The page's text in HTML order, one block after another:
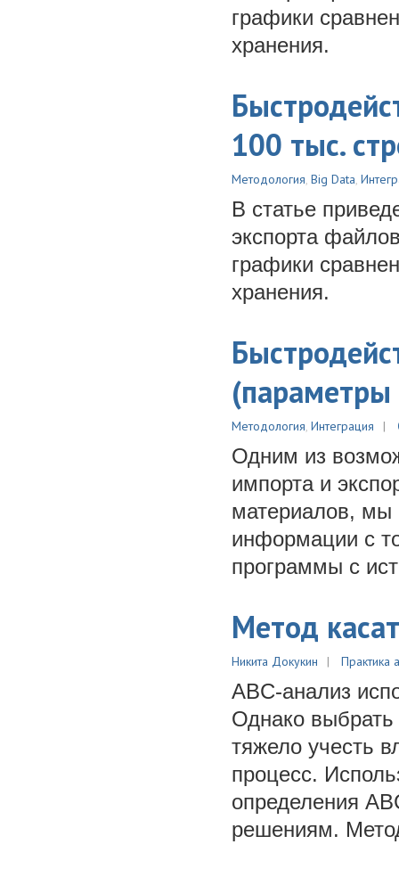
графики
хранения.
100 тыс.
Методология, Big Data,
В статье
экспорта
графики
хранения.
(параметры
Методология, Интеграция
Одним из
импорта и
материалов, мы
информации с
программы с
Метод
Никита Докукин Практика
ABC-анализ
Однако выбрать
тяжело учесть
процесс.
определения
решениям.